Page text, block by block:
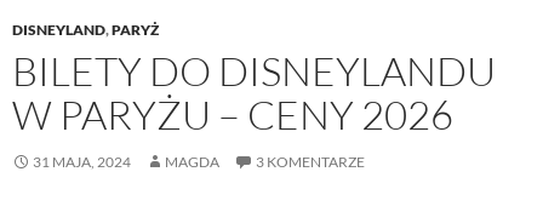
DISNEYLAND,PARYŻ
BILETY DO DISNEYLANDU
W PARYŻU – CENY 2026
31 MAJA, 2024 MAGDA 3 KOMENTARZE